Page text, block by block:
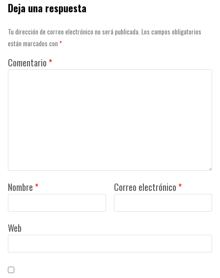
Deja una respuesta
Tu dirección de correo electrónico no será publicada. Los campos obligatorios
están marcados con *
Comentario *
Nombre * Correo electrónico *
Web